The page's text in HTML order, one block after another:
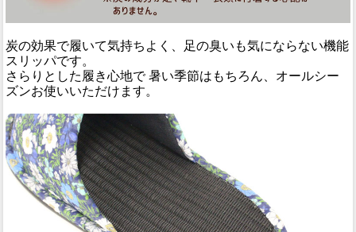
炭の効果で履いて気持ちよく、足の臭いも気にならない機能
スリッパです。
さらりとした履き心地で 暑い季節はもちろん、オールシー
ズンお使いいただけます。